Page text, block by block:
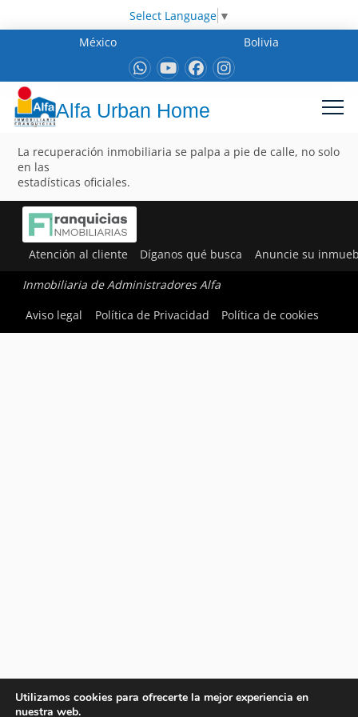
Select Language ▼
México
Bolivia
Alfa Urban Home
La recuperación inmobiliaria se palpa a pie de calle, no solo
en las
estadísticas oficiales.
Atención al cliente Díganos qué busca Anuncie su
Inmobiliaria de Administradores Alfa
Aviso legal
Política de Privacidad Política de cookies
Utilizamos cookies para ofrecerte la mejor experiencia en
nuestra web.